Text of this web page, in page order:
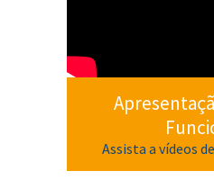
Assista a vídeos